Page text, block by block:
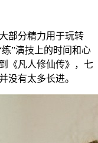
部分精力用于玩转
”演技上的时间和心
《凡人修仙传》，七
没有太多长进。